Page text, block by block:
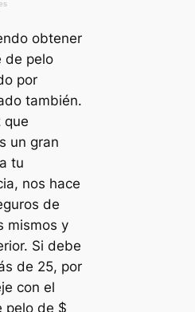
obtener
de pelo
por
también.
que
un gran
tu
nos hace
de
mismos y
Si debe
de 25, por
con el
pelo de $